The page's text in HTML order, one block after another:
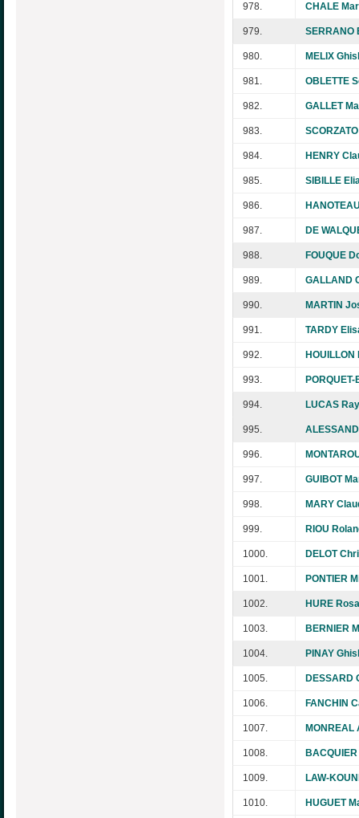
978. CHALE
979. SERRANO
980. MELIX
981. OBLETTE
982. GALLET
983.
984. HENRY
985. SIBILLE
986.
987. DE
988. FOUQUE
989. GALLAND
990. MARTIN
991. TARDY
992.
993.
994. LUCAS
995.
996.
997. GUIBOT
998. MARY
999. RIOU
1000. DELOT
1001. PONTIER
1002. HURE
1003. BERNIER
1004. PINAY
1005. DESSARD
1006. FANCHIN
1007. MONREAL
1008.
1009. LAW-
1010. HUGUET